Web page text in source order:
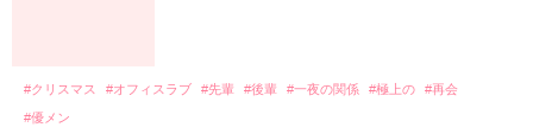
#クリスマス #オフィスラブ #先輩 #後輩 #一夜の関係 #極上の
#再会
#優メン